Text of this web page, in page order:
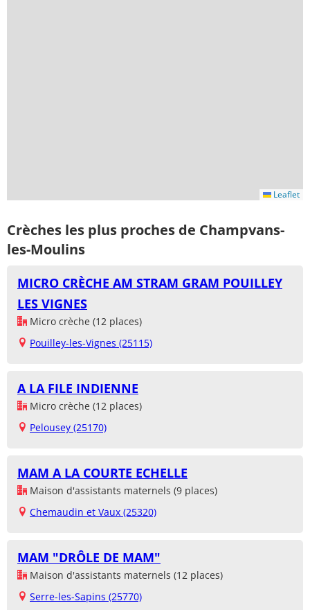
Leaflet
Crèches les plus proches de Champvans-
les-Moulins
MICRO CRÈCHE AM STRAM GRAM POUILLEY
LES VIGNES
Micro crèche (12 places)
Pouilley-les-Vignes (25115)
A LA FILE INDIENNE
Micro crèche (12 places)
Pelousey (25170)
MAM A LA COURTE ECHELLE
Maison d'assistants maternels (9 places)
Chemaudin et Vaux (25320)
MAM "DRÔLE DE MAM"
Maison d'assistants maternels (12 places)
Serre-les-Sapins (25770)